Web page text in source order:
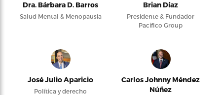
Dra. Bárbara D. Barros
Salud Mental & Menopausia
Brian Díaz
Presidente & Fundador
Pacifico Group
José Julio Aparicio
Política y derecho
Carlos Johnny Méndez
Núñez